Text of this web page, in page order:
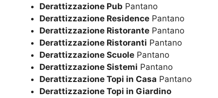
Derattizzazione Pub Pantano
Derattizzazione Residence Pantano
Derattizzazione Ristorante Pantano
Derattizzazione Ristoranti Pantano
Derattizzazione Scuole Pantano
Derattizzazione Sistemi Pantano
Derattizzazione Topi in Casa Pantano
Derattizzazione Topi in Giardino